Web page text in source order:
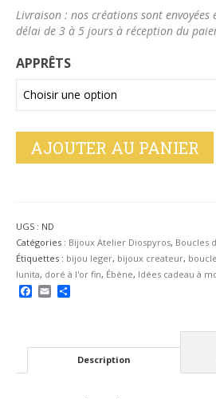
Livraison : nos créations sont
délai de 3 à 5 jours à réception du
APPRÊTS
AJOUTER AU PANIER
UGS : ND
Catégories : Bijoux Atelier Diospyros, Boucles
Étiquettes : bijou leger, bijoux createur,
lunita, doré à l'or fin, Ébène, Idées cadeau à
Facebook
Email
Description